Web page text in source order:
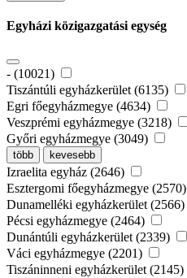
Egyházi közigazgatási egység
- (10021)
Tiszántúli egyházkerület (6135)
Egri főegyházmegye (4634)
Veszprémi egyházmegye (3218)
Győri egyházmegye (3049)
több kevesebb
Izraelita egyház (2646)
Esztergomi főegyházmegye (2570)
Dunamelléki egyházkerület (2566)
Pécsi egyházmegye (2464)
Dunántúli egyházkerület (2339)
Váci egyházmegye (2201)
Tiszáninneni egyházkerület (2145)